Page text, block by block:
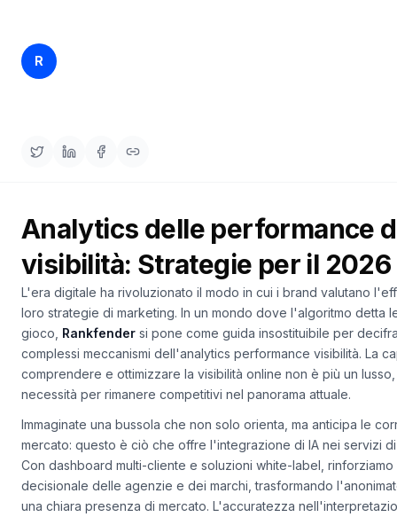
Content
Report
e
analisi
R
Analytics delle performance
visibilità: Strategie per il 2026
L'era digitale ha rivoluzionato il modo in cui i brand valutano
loro strategie di marketing. In un mondo dove l'algoritmo detta
gioco, Rankfender si pone come guida insostituibile per
complessi meccanismi dell'analytics performance visibilità. La
comprendere e ottimizzare la visibilità online non è più un lusso,
necessità per rimanere competitivi nel panorama attuale.
Immaginate una bussola che non solo orienta, ma anticipa le
mercato: questo è ciò che offre l'integrazione di IA nei servizi
Con dashboard multi-cliente e soluzioni white-label, rinforziamo
decisionale delle agenzie e dei marchi, trasformando
una chiara presenza di mercato. L'accuratezza